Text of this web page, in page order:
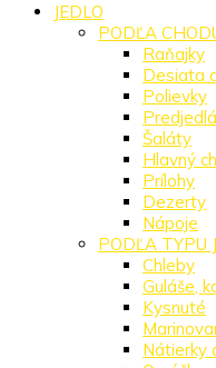
JEDLO
PODĽA
Raňajky
Desiata
Polievky
Predjedlá
Šaláty
Hlavný
Prílohy
Dezerty
Nápoje
PODĽA TYPU
Chleby
Guláše,
Kysnuté
Nátierky